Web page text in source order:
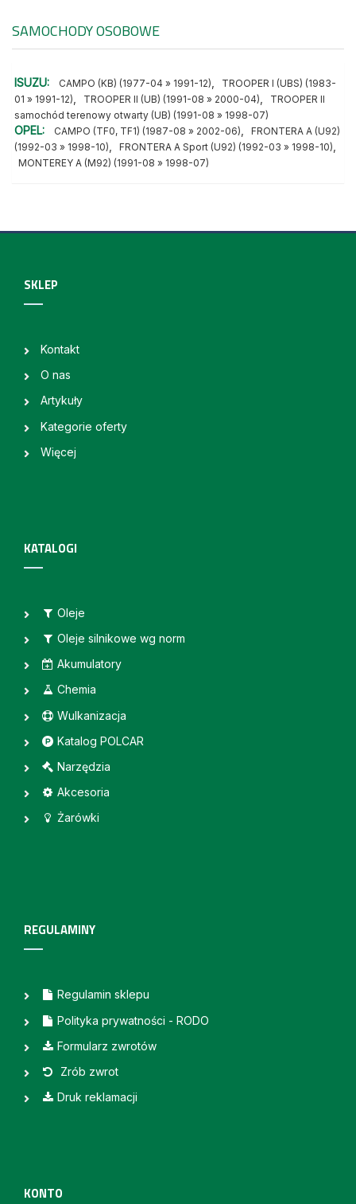
SAMOCHODY OSOBOWE
ISUZU: CAMPO (KB) (1977-04 » 1991-12)
TROOPER I (UBS) (1983-
01 » 1991-12)
TROOPER II (UB) (1991-08 » 2000-04)
TROOPER II
samochód terenowy otwarty (UB) (1991-08 » 1998-07)
OPEL: CAMPO (TF0, TF1) (1987-08 » 2002-06)
FRONTERA A (U92)
(1992-03 » 1998-10)
FRONTERA A Sport (U92) (1992-03 » 1998-10)
MONTEREY A (M92) (1991-08 » 1998-07)
SKLEP
Kontakt
O nas
Artykuły
Kategorie oferty
Więcej
KATALOGI
Oleje
Oleje silnikowe wg norm
Akumulatory
Chemia
Wulkanizacja
Katalog POLCAR
Narzędzia
Akcesoria
Żarówki
REGULAMINY
Regulamin sklepu
Polityka prywatności - RODO
Formularz zwrotów
Zrób zwrot
Druk reklamacji
KONTO